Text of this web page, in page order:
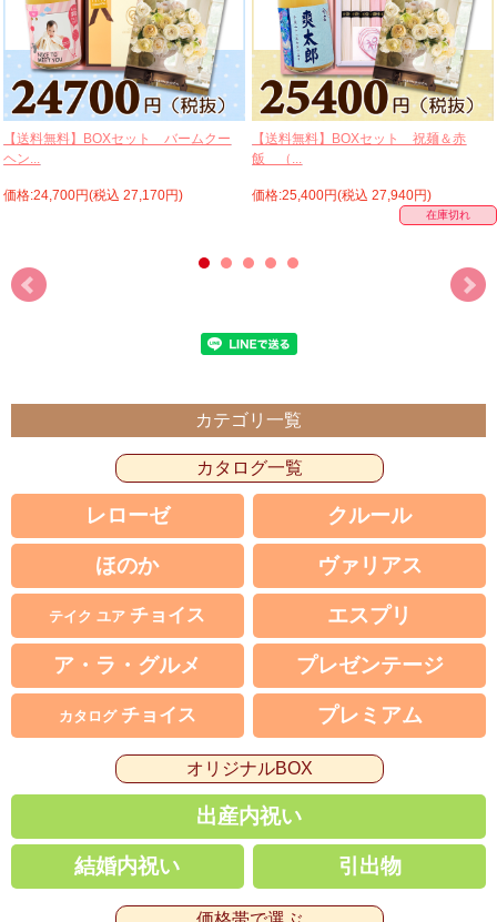
【送料無料】BOXセット バームクー
ヘン...
価格:24,700円(税込 27,170円)
【送料無料】BOXセット 祝麺＆赤
飯 （...
価格:25,400円(税込 27,940円)
在庫切れ
カテゴリ一覧
カタログ一覧
レローゼ クルール
ほのか ヴァリアス
テイク ユア チョイス エスプリ
ア・ラ・グルメ プレゼンテージ
カタログ チョイス プレミアム
オリジナルBOX
出産内祝い
結婚内祝い 引出物